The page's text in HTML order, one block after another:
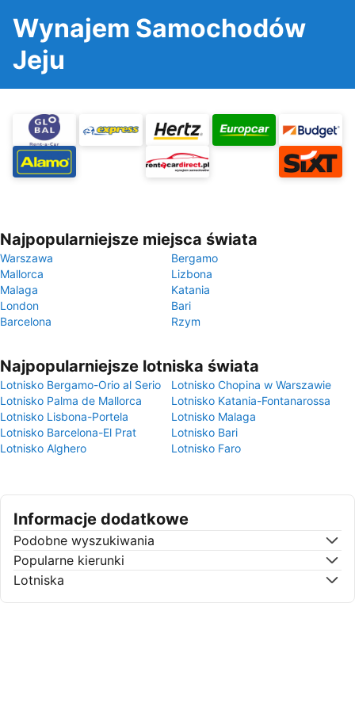
Wynajem Samochodów
Jeju
Najpopularniejsze miejsca świata
Warszawa
Bergamo
Mallorca
Lizbona
Malaga
Katania
London
Bari
Barcelona
Rzym
Najpopularniejsze lotniska świata
Lotnisko Bergamo-Orio al Serio
Lotnisko Chopina w Warszawie
Lotnisko Palma de Mallorca
Lotnisko Katania-Fontanarossa
Lotnisko Lisbona-Portela
Lotnisko Malaga
Lotnisko Barcelona-El Prat
Lotnisko Bari
Lotnisko Alghero
Lotnisko Faro
Informacje dodatkowe
Podobne wyszukiwania
Popularne kierunki
Lotniska